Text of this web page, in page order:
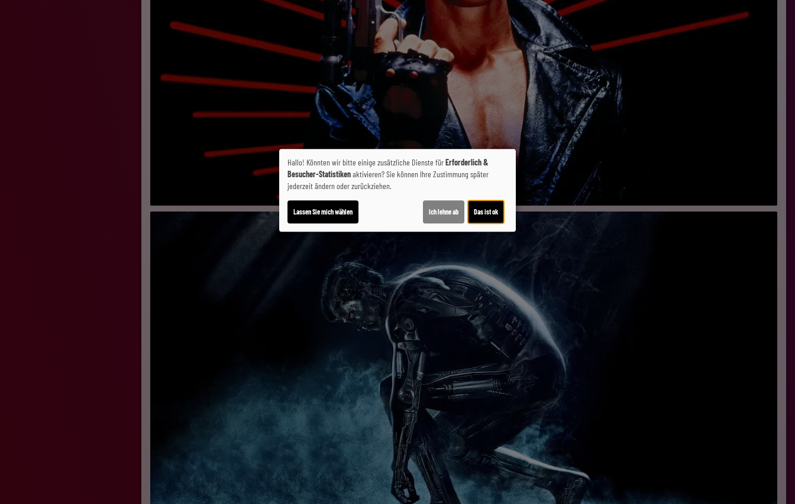
Hallo! Könnten wir bitte einige zusätzliche Dienste fürErforderlich &
Besucher-Statistikenaktivieren? Sie können Ihre Zustimmung später
jederzeit ändern oder zurückziehen.
Lassen Sie mich wählen Ich lehne ab Das ist ok